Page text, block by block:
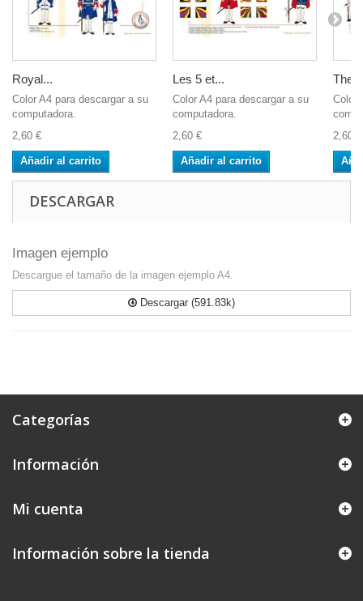
Royal...
Color A4 para descargar a su
computadora.
2,60 €
Añadir al carrito
Les 5 et...
Color A4 para descargar a su
computadora.
2,60 €
Añadir al carrito
The
Color
2,60 €
DESCARGAR
Imagen ejemplo
Descargue el tamaño de la imagen ejemplo A4.
Descargar (591.83k)
Categorías
Información
Mi cuenta
Información sobre la tienda